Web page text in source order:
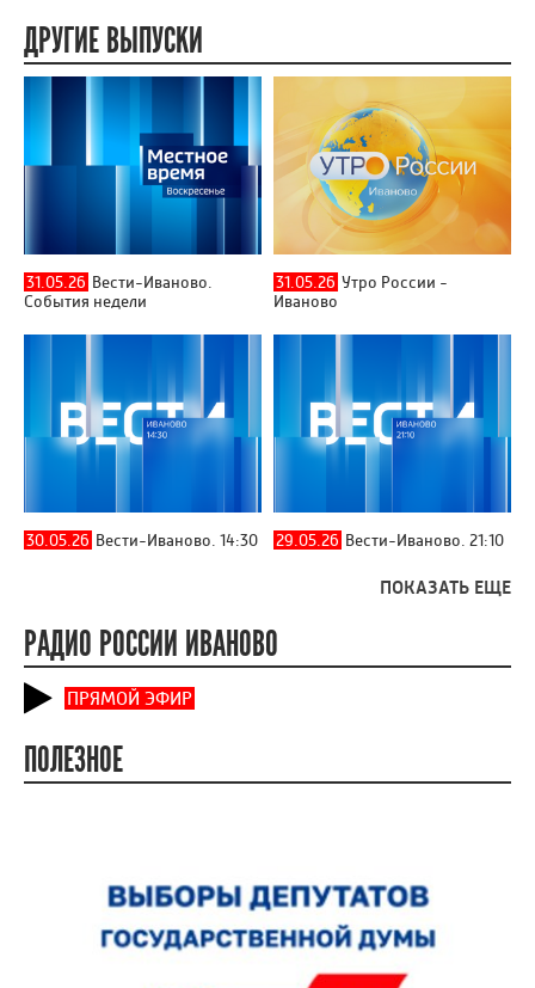
ДРУГИЕ ВЫПУСКИ
31.05.26 Вести-Иваново.
События недели
31.05.26 Утро России -
Иваново
30.05.26 Вести-Иваново. 14:30 29.05.26 Вести-Иваново. 21:10
ПОКАЗАТЬ ЕЩЕ
РАДИО РОССИИ ИВАНОВО
ПРЯМОЙ ЭФИР
ПОЛЕЗНОЕ